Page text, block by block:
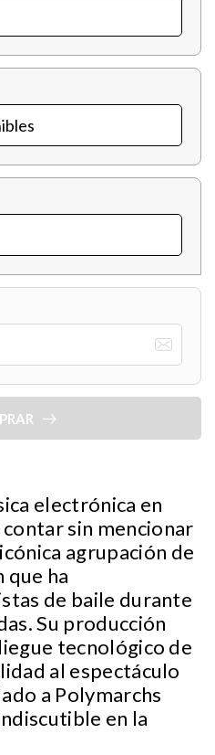
electrónica en
sin mencionar
agrupación de
que ha
de baile durante
Su producción
tecnológico de
al espectáculo
a Polymarchs
en la